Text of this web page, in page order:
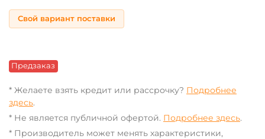
Предзаказ
Свой вариант поставки
* Желаете взять кредит или рассрочку? Подробнее
здесь.
* Не является публичной офертой. Подробнее здесь.
* Производитель может менять характеристики,